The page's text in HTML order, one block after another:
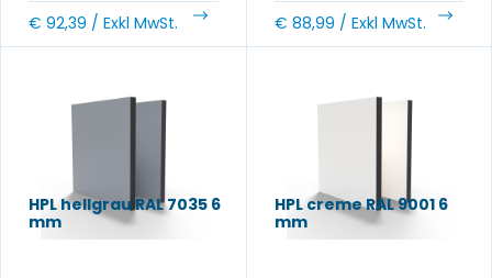
€ 92,39 / Exkl MwSt. € 88,99 / Exkl MwSt.
HPL hellgrau RAL 7035 6
mm
HPL creme RAL 9001 6
mm